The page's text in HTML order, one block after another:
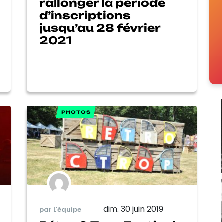
rallonger la période
d’inscriptions
jusqu’au 28 février
2021
PHOTOS
par L'équipe dim. 30 juin 2019